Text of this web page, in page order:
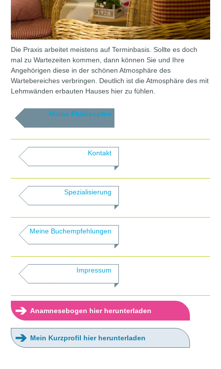
Die Praxis arbeitet meistens auf Terminbasis. Sollte es doch
mal zu Wartezeiten kommen, dann können Sie und Ihre
Angehörigen diese in der schönen Atmosphäre des
Wartebereiches verbringen. Deutlich ist die Atmosphäre des mit
Lehmwänden erbauten Hauses hier zu fühlen.
Meine Philosophie
Kontakt
Spezialisierung
Meine Buchempfehlungen
Impressum
➔ Anamnesebogen hier herunterladen
➔ Mein Kurzprofil hier herunterladen